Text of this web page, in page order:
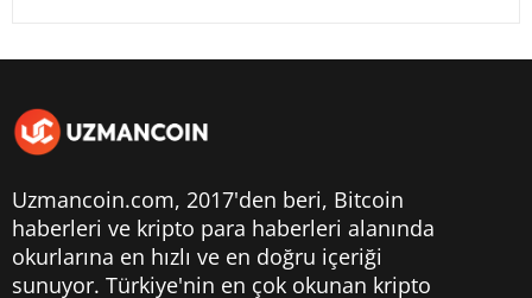
Uzmancoin.com, 2017'den beri, Bitcoin
haberleri ve kripto para haberleri alanında
okurlarına en hızlı ve en doğru içeriği
sunuyor. Türkiye'nin en çok okunan kripto